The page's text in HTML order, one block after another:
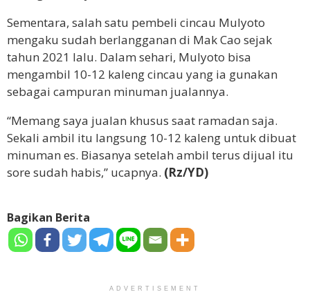
Sementara, salah satu pembeli cincau Mulyoto
mengaku sudah berlangganan di Mak Cao sejak
tahun 2021 lalu. Dalam sehari, Mulyoto bisa
mengambil 10-12 kaleng cincau yang ia gunakan
sebagai campuran minuman jualannya.
“Memang saya jualan khusus saat ramadan saja.
Sekali ambil itu langsung 10-12 kaleng untuk dibuat
minuman es. Biasanya setelah ambil terus dijual itu
sore sudah habis,” ucapnya. (Rz/YD)
Bagikan Berita
ADVERTISEMENT